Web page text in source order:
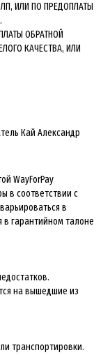
ИЛИ ПО ПРЕДОПЛАТЫ
ОБРАТНОЙ
КАЧЕСТВА, ИЛИ
Кай Александр
WayForPay
в соответствии с
в
в гарантийном талоне
на вышедшие из
транспортировки.